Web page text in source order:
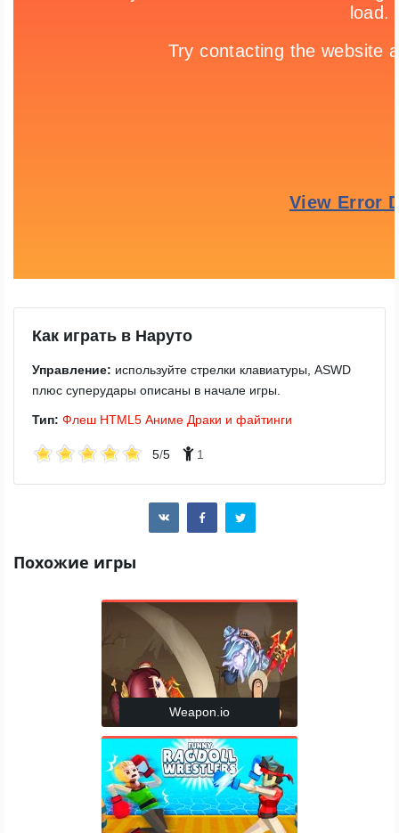
Как играть в Наруто
Управление: используйте стрелки клавиатуры, ASWD
плюс суперудары описаны в начале игры.
Тип: Флеш HTML5 Аниме Драки и файтинги
5/5 1
Похожие игры
Weapon.io